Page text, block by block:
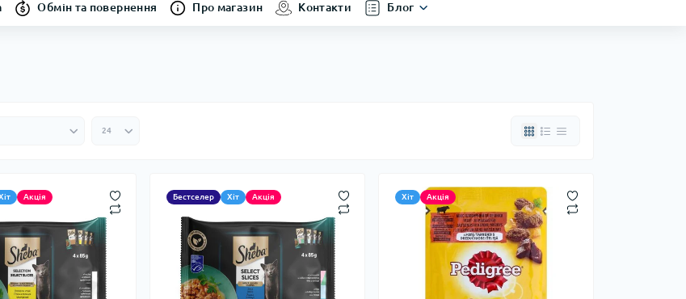
Обмін та повернення Про магазин Контакти Блог
Акція Бестселер Хіт Акція Хіт Акція